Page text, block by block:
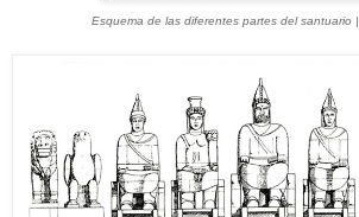
Esquema de las diferentes partes del santuario |